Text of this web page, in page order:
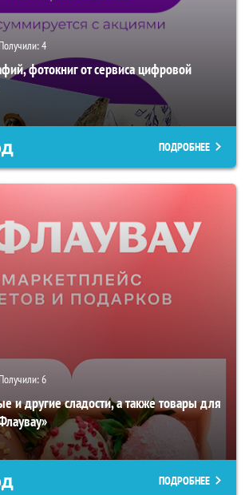
Получили:4
фотокниг от сервиса цифровой
ПОДРОБНЕЕ
Получили:6
и другие сладости, а также товары для
ПОДРОБНЕЕ